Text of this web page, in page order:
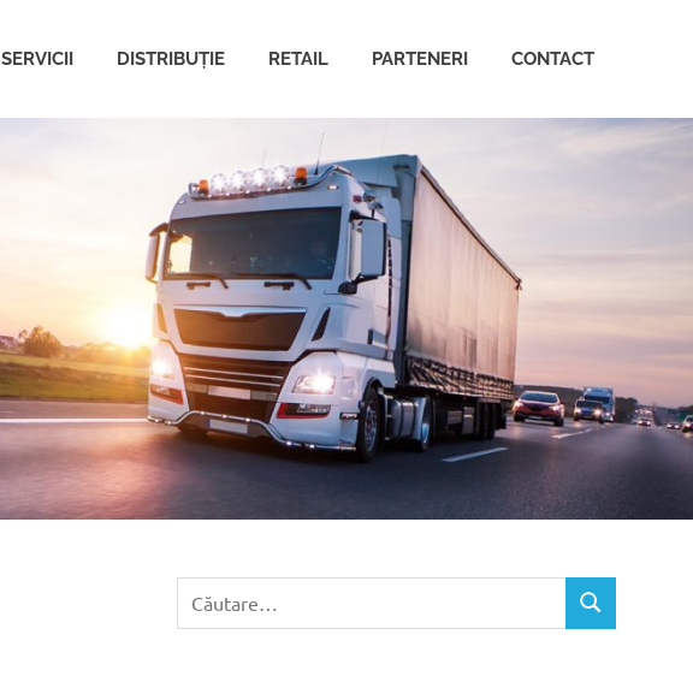
SERVICII DISTRIBUȚIE RETAIL PARTENERI CONTACT
C